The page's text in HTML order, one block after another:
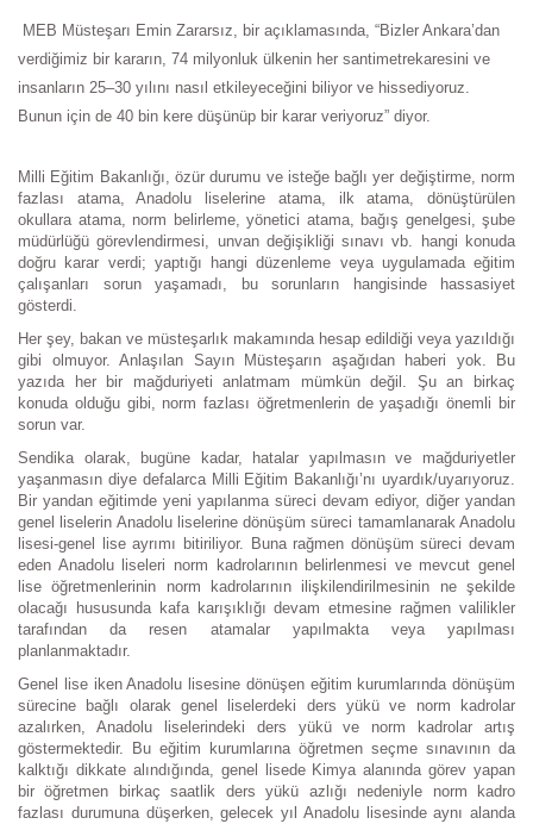
MEB Müsteşarı Emin Zararsız, bir açıklamasında, “Bizler Ankara’dan
verdiğimiz bir kararın, 74 milyonluk ülkenin her santimetrekaresini ve
insanların 25–30 yılını nasıl etkileyeceğini biliyor ve hissediyoruz.
Bunun için de 40 bin kere düşünüp bir karar veriyoruz” diyor.
Milli Eğitim Bakanlığı, özür durumu ve isteğe bağlı yer değiştirme, norm
fazlası atama, Anadolu liselerine atama, ilk atama, dönüştürülen
okullara atama, norm belirleme, yönetici atama, bağış genelgesi, şube
müdürlüğü görevlendirmesi, unvan değişikliği sınavı vb. hangi konuda
doğru karar verdi; yaptığı hangi düzenleme veya uygulamada eğitim
çalışanları sorun yaşamadı, bu sorunların hangisinde hassasiyet
gösterdi.
Her şey, bakan ve müsteşarlık makamında hesap edildiği veya yazıldığı
gibi olmuyor. Anlaşılan Sayın Müsteşarın aşağıdan haberi yok. Bu
yazıda her bir mağduriyeti anlatmam mümkün değil. Şu an birkaç
konuda olduğu gibi, norm fazlası öğretmenlerin de yaşadığı önemli bir
sorun var.
Sendika olarak, bugüne kadar, hatalar yapılmasın ve mağduriyetler
yaşanmasın diye defalarca Milli Eğitim Bakanlığı’nı uyardık/uyarıyoruz.
Bir yandan eğitimde yeni yapılanma süreci devam ediyor, diğer yandan
genel liselerin Anadolu liselerine dönüşüm süreci tamamlanarak Anadolu
lisesi-genel lise ayrımı bitiriliyor. Buna rağmen dönüşüm süreci devam
eden Anadolu liseleri norm kadrolarının belirlenmesi ve mevcut genel
lise öğretmenlerinin norm kadrolarının ilişkilendirilmesinin ne şekilde
olacağı hususunda kafa karışıklığı devam etmesine rağmen valilikler
tarafından da resen atamalar yapılmakta veya yapılması
planlanmaktadır.
Genel lise iken Anadolu lisesine dönüşen eğitim kurumlarında dönüşüm
sürecine bağlı olarak genel liselerdeki ders yükü ve norm kadrolar
azalırken, Anadolu liselerindeki ders yükü ve norm kadrolar artış
göstermektedir. Bu eğitim kurumlarına öğretmen seçme sınavının da
kalktığı dikkate alındığında, genel lisede Kimya alanında görev yapan
bir öğretmen birkaç saatlik ders yükü azlığı nedeniyle norm kadro
fazlası durumuna düşerken, gelecek yıl Anadolu lisesinde aynı alanda